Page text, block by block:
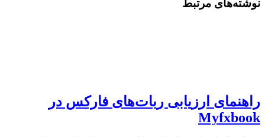
نوشته‌های مرتبط
راهنمای ارزیابی ربات‌های فارکس در
Myfxbook